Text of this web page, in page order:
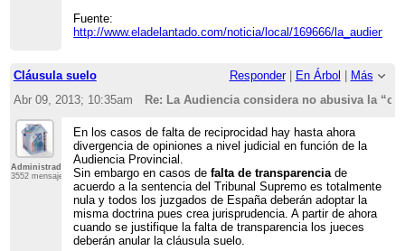
Fuente:
http://www.eladelantado.com/noticia/local/169666/
Cláusula suelo Responder| En Árbol
Más
Abr 09, 2013; 10:35am
Re: La Audiencia considera no abusiva la
Administrador
3552 mensajes
En los casos de falta de reciprocidad hay hasta ahora
divergencia de opiniones a nivel judicial en función de la
Audiencia Provincial.
Sin embargo en casos de falta de transparencia de
acuerdo a la sentencia del Tribunal Supremo es totalmente
nula y todos los juzgados de España deberán adoptar la
misma doctrina pues crea jurisprudencia. A partir de ahora
cuando se justifique la falta de transparencia los jueces
deberán anular la cláusula suelo.